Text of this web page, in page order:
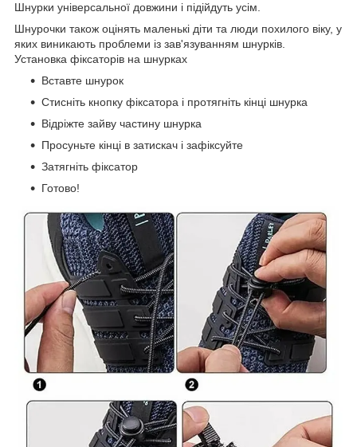
Шнурки універсальної довжини і підійдуть усім.
Шнурочки також оцінять маленькі діти та люди похилого віку, у
яких виникають проблеми із зав'язуванням шнурків.
Установка фіксаторів на шнурках
Вставте шнурок
Стисніть кнопку фіксатора і протягніть кінці шнурка
Відріжте зайву частину шнурка
Просуньте кінці в затискач і зафіксуйте
Затягніть фіксатор
Готово!